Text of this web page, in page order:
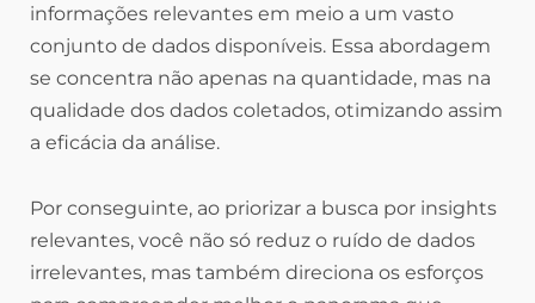
informações relevantes em meio a um vasto
conjunto de dados disponíveis. Essa abordagem
se concentra não apenas na quantidade, mas na
qualidade dos dados coletados, otimizando assim
a eficácia da análise.
Por conseguinte, ao priorizar a busca por insights
relevantes, você não só reduz o ruído de dados
irrelevantes, mas também direciona os esforços